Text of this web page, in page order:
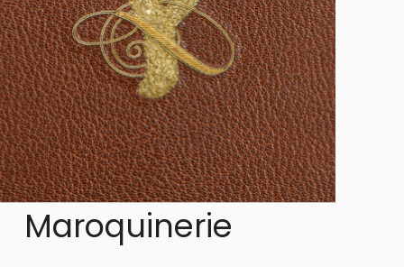
Maroquinerie